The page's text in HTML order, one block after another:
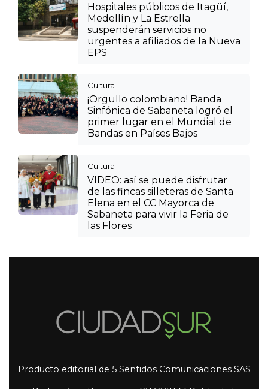
Hospitales públicos de Itagüí,
Medellín y La Estrella
suspenderán servicios no
urgentes a afiliados de la Nueva
EPS
Cultura
¡Orgullo colombiano! Banda
Sinfónica de Sabaneta logró el
primer lugar en el Mundial de
Bandas en Países Bajos
Cultura
VIDEO: así se puede disfrutar
de las fincas silleteras de Santa
Elena en el CC Mayorca de
Sabaneta para vivir la Feria de
las Flores
Producto editorial de 5 Sentidos Comunicaciones SAS